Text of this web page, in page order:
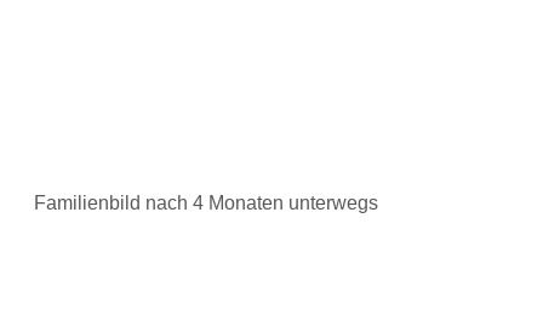
Familienbild nach 4 Monaten unterwegs